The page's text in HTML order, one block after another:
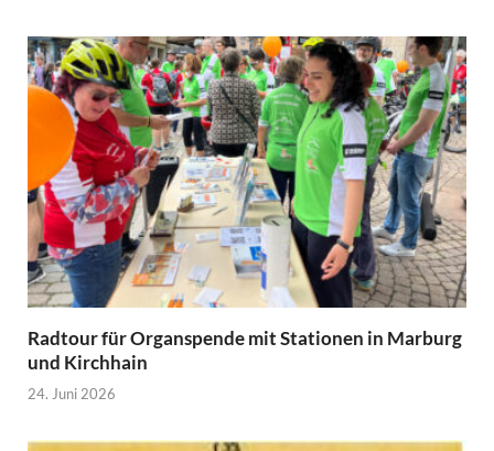
Radtour für Organspende mit Stationen in Marburg
und Kirchhain
24. Juni 2026